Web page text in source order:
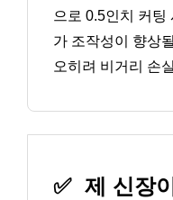
으로 0.5인치 커팅
가 조작성이 향상
오히려 비거리 손
✅ 제 신장